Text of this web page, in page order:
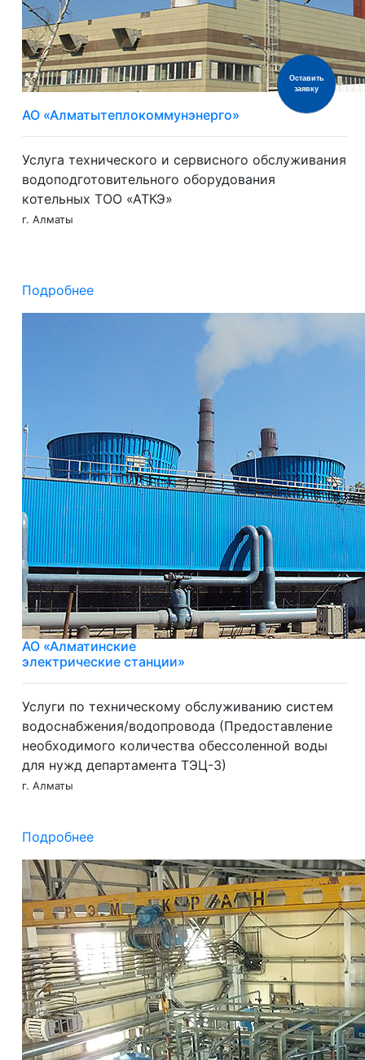
Оставить
заявку
АО «Алматытеплокоммунэнерго»
Услуга технического и сервисного обслуживания
водоподготовительного оборудования
котельных ТОО «АТКЭ»
г. Алматы
Подробнее
АО «Алматинские
электрические станции»
Услуги по техническому обслуживанию систем
водоснабжения/водопровода (Предоставление
необходимого количества обессоленной воды
для нужд департамента ТЭЦ-3)
г. Алматы
Подробнее